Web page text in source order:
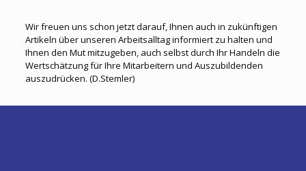
Wir freuen uns schon jetzt darauf, Ihnen auch in zukünftigen
Artikeln über unseren Arbeitsalltag informiert zu halten und
Ihnen den Mut mitzugeben, auch selbst durch Ihr Handeln die
Wertschätzung für Ihre Mitarbeitern und Auszubildenden
auszudrücken. (D.Stemler)